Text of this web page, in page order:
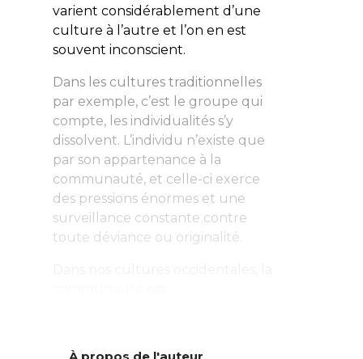
varient considérablement d’une
culture à l’autre et l’on en est
souvent inconscient.
Dans les cultures traditionnelles
par exemple, c’est le groupe qui
compte, les individualités s’y
dissolvent. L’individu n’existe que
par son appartenance à la
communauté, et celle-ci exerce
des pressions énormes et une
surveillance constante contre
toute déviance ou originalité.